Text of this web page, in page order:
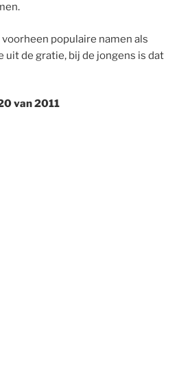
populaire namen als
uit de gratie, bij de jongens is dat
van 2011